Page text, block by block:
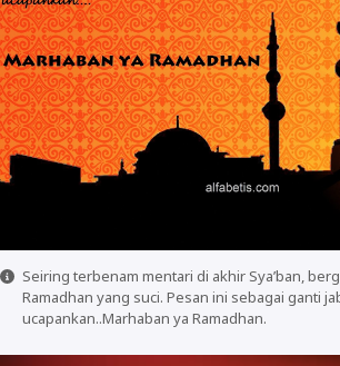
Seiring terbenam mentari di akhir Sya’ban,
Ramadhan yang suci. Pesan ini sebagai ganti
ucapankan..Marhaban ya Ramadhan.